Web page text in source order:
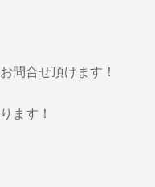
問合せ頂けます！
ます！